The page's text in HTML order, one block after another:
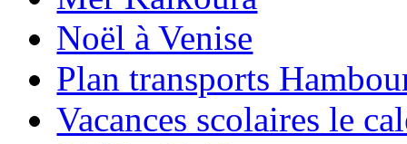
Noël à Venise
Plan transports
Vacances scolaires le